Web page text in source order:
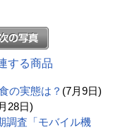
する商品
の実態は？ (7月9日)
28日)
調査「モバイル機